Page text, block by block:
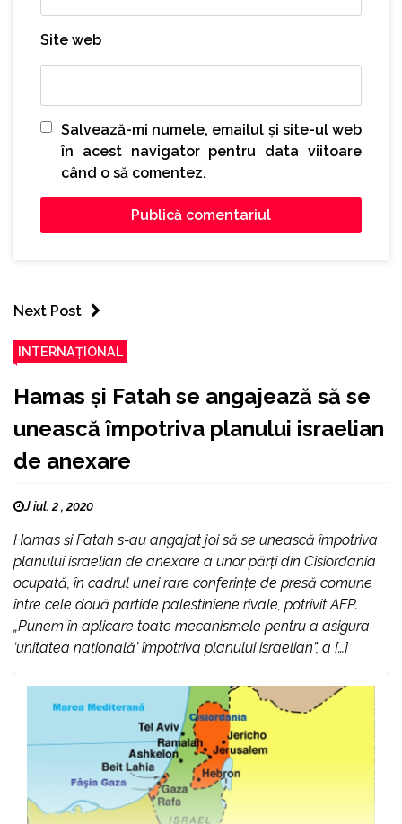
Site web
Salvează-mi numele, emailul și site-ul web
în acest navigator pentru data viitoare
când o să comentez.
Next Post
INTERNAȚIONAL
Hamas și Fatah se angajează să se
unească împotriva planului israelian
de anexare
J iul. 2 , 2020
Hamas şi Fatah s-au angajat joi să se unească împotriva
planului israelian de anexare a unor părţi din Cisiordania
ocupată, în cadrul unei rare conferinţe de presă comune
între cele două partide palestiniene rivale, potrivit AFP.
„Punem în aplicare toate mecanismele pentru a asigura
‘unitatea naţională’ împotriva planului israelian”, a […]